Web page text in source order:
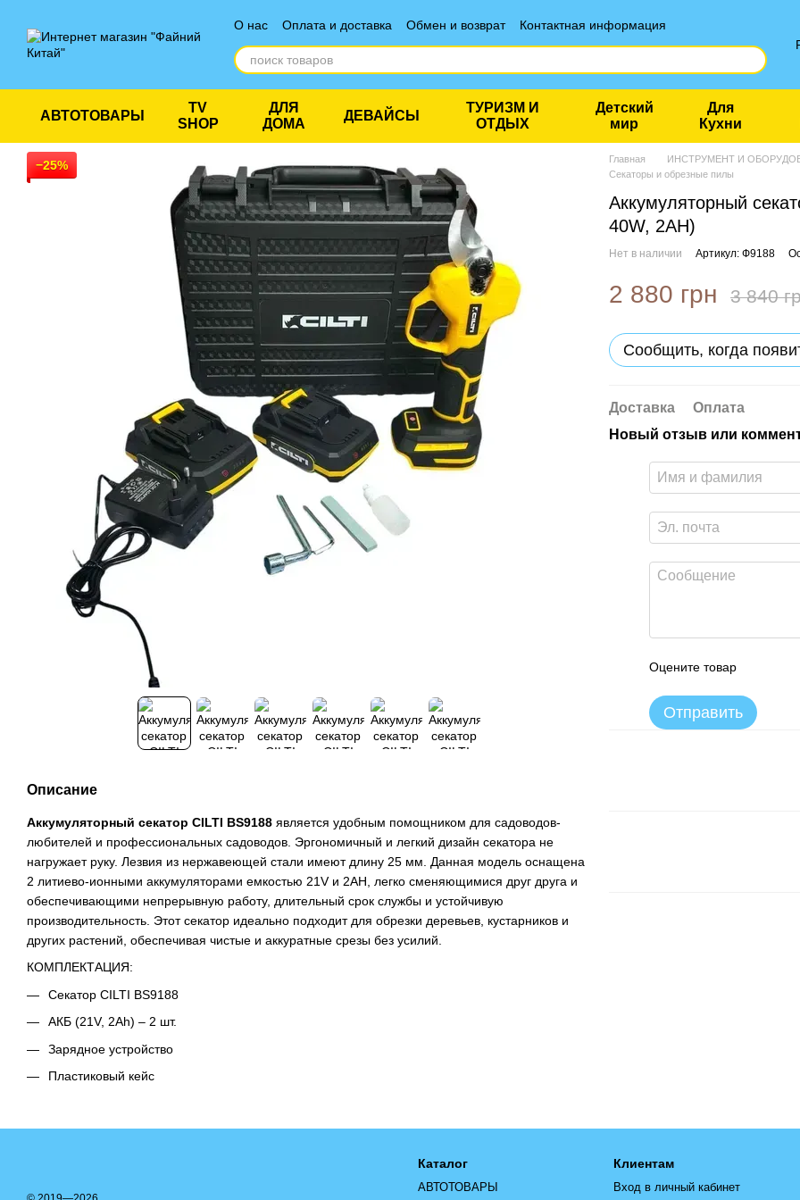
О нас Оплата и доставка Обмен и возврат
Контактная информация
Отзывы о магазине
АВТОТОВАРЫ
TV
SHOP
ДЛЯ
ДОМА
ДЕВАЙСЫ
ТУРИЗМ И
ОТДЫХ
Детский
мир
Для
Кухни
−25%
Описание
Аккумуляторный секатор CILTI BS9188 является удобным помощником для садоводов-
любителей и профессиональных садоводов. Эргономичный и легкий дизайн секатора не
нагружает руку. Лезвия из нержавеющей стали имеют длину 25 мм. Данная модель оснащена
2 литиево-ионными аккумуляторами емкостью 21V и 2AH, легко сменяющимися друг друга и
обеспечивающими непрерывную работу, длительный срок службы и устойчивую
производительность. Этот секатор идеально подходит для обрезки деревьев, кустарников и
других растений, обеспечивая чистые и аккуратные срезы без усилий.
КОМПЛЕКТАЦИЯ:
Секатор CILTI BS9188
АКБ (21V, 2Ah) – 2 шт.
Зарядное устройство
Пластиковый кейс
Главная ИНСТРУМЕНТ И
Секаторы и обрезные пилы
Аккумуляторный
40W, 2AH)
Нет в наличии Артикул: Ф9188
2 880 грн 3 840
Сообщить, когда
Доставка
Оплата
Новый отзыв или
Оцените товар
Отправить
Каталог
АВТОТОВАРЫ
Клиентам
Вход в личный кабинет